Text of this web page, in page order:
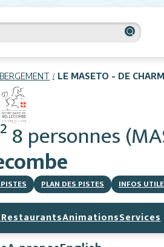
LE MASETO - DE
8 personnes
PLAN DES PISTES INFOS
RestaurantsAnimationsServices